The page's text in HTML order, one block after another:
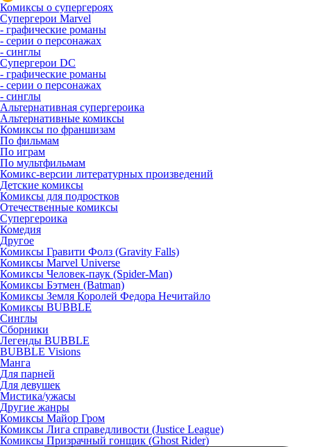
Комиксы о супергероях
Супергерои Marvel
- графические романы
- серии о персонажах
- синглы
Супергерои DC
- графические романы
- серии о персонажах
- синглы
Альтернативная супергероика
Альтернативные комиксы
Комиксы по франшизам
По фильмам
По играм
По мультфильмам
Комикс-версии литературных произведений
Детские комиксы
Комиксы для подростков
Отечественные комиксы
Супергероика
Комедия
Другое
Комиксы Гравити Фолз (Gravity Falls)
Комиксы Marvel Universe
Комиксы Человек-паук (Spider-Man)
Комиксы Бэтмен (Batman)
Комиксы Земля Королей Федора Нечитайло
Комиксы BUBBLE
Синглы
Сборники
Легенды BUBBLE
BUBBLE Visions
Манга
Для парней
Для девушек
Мистика/ужасы
Другие жанры
Комиксы Майор Гром
Комиксы Лига справедливости (Justice League)
Комиксы Призрачный гонщик (Ghost Rider)